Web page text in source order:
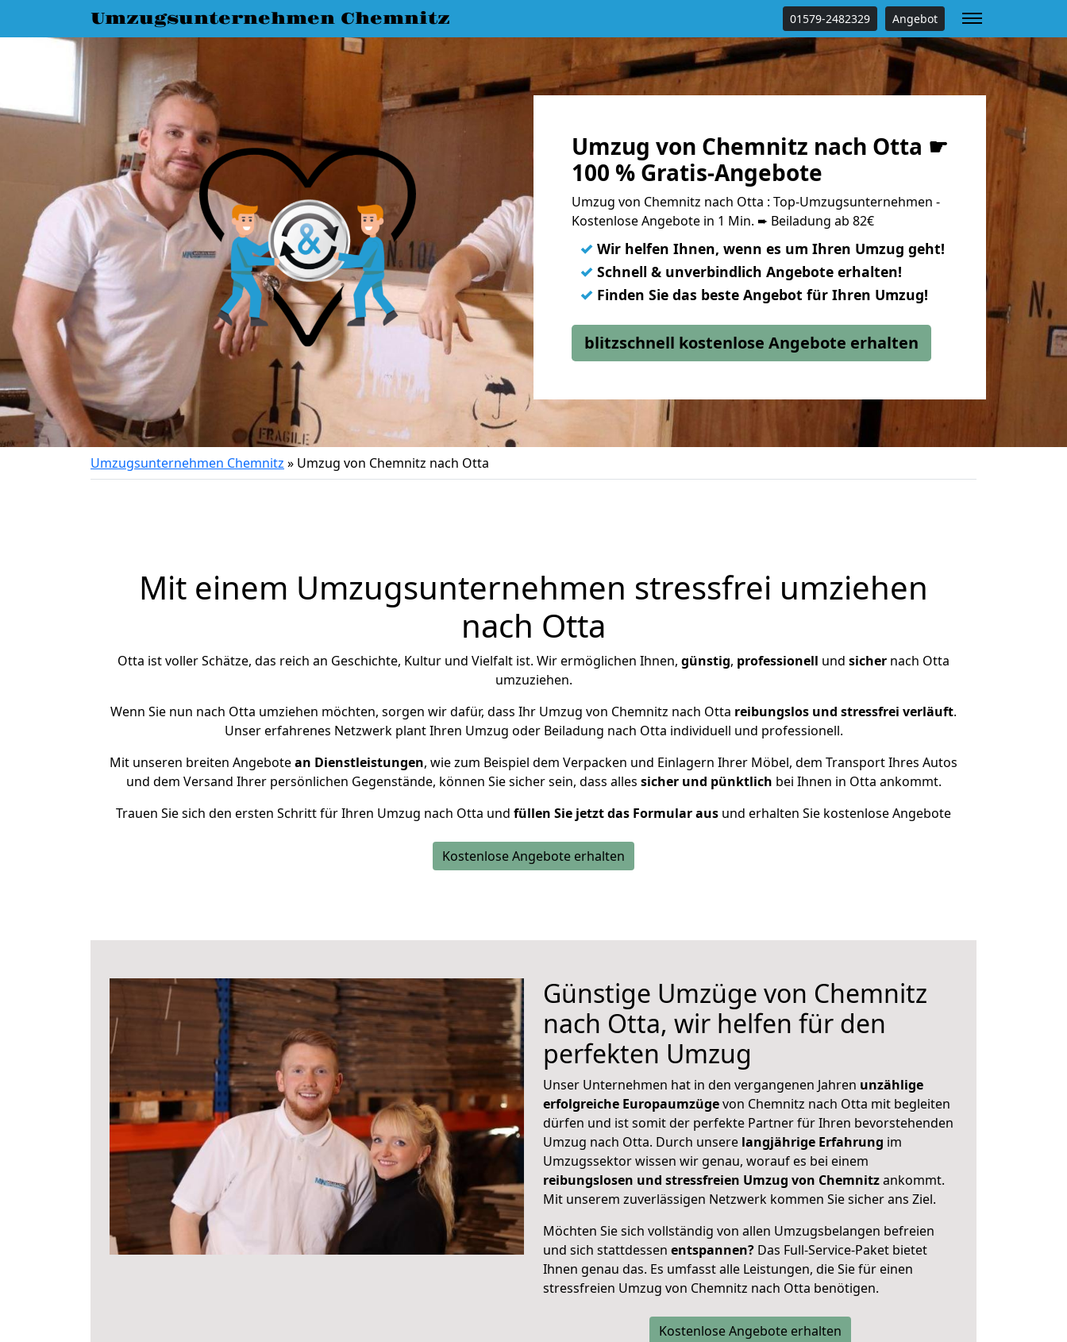
Umzugsunternehmen Chemnitz 01579-2482329 Angebot
Umzug von Chemnitz nach Otta ☛
100 % Gratis-Angebote
Umzug von Chemnitz nach Otta : Top-Umzugsunternehmen -
Kostenlose Angebote in 1 Min. ➨ Beiladung ab 82€
✓ Wir helfen Ihnen, wenn es um Ihren Umzug geht!
✓ Schnell & unverbindlich Angebote erhalten!
✓ Finden Sie das beste Angebot für Ihren Umzug!
blitzschnell kostenlose Angebote erhalten
Umzugsunternehmen Chemnitz » Umzug von Chemnitz nach Otta
Mit einem Umzugsunternehmen stressfrei umziehen
nach Otta
Otta ist voller Schätze, das reich an Geschichte, Kultur und Vielfalt ist. Wir ermöglichen Ihnen, günstig, professionell und sicher nach Otta
umzuziehen.
Wenn Sie nun nach Otta umziehen möchten, sorgen wir dafür, dass Ihr Umzug von Chemnitz nach Otta reibungslos und stressfrei verläuft.
Unser erfahrenes Netzwerk plant Ihren Umzug oder Beiladung nach Otta individuell und professionell.
Mit unseren breiten Angebotean Dienstleistungen, wie zum Beispiel dem Verpacken und Einlagern Ihrer Möbel, dem Transport Ihres Autos
und dem Versand Ihrer persönlichen Gegenstände, können Sie sicher sein, dass alles sicher und pünktlich bei Ihnen in Otta ankommt.
Trauen Sie sich den ersten Schritt für Ihren Umzug nach Otta und füllen Sie jetzt das Formular aus und erhalten Sie kostenlose Angebote
Kostenlose Angebote erhalten
Günstige Umzüge von Chemnitz
nach Otta, wir helfen für den
perfekten Umzug
Unser Unternehmen hat in den vergangenen Jahren unzählige
erfolgreiche Europaumzügevon Chemnitz nach Otta mit begleiten
dürfen und ist somit der perfekte Partner für Ihren bevorstehenden
Umzug nach Otta. Durch unsere langjährige Erfahrung im
Umzugssektor wissen wir genau, worauf es bei einem
reibungslosen und stressfreien Umzug von Chemnitzankommt.
Mit unserem zuverlässigen Netzwerk kommen Sie sicher ans Ziel.
Möchten Sie sich vollständig von allen Umzugsbelangen befreien
und sich stattdessen entspannen? Das Full-Service-Paket bietet
Ihnen genau das. Es umfasst alle Leistungen, die Sie für einen
stressfreien Umzug von Chemnitz nach Otta benötigen.
Kostenlose Angebote erhalten